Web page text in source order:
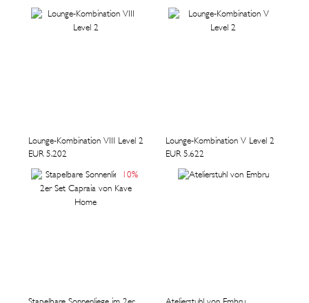
Lounge-Kombination VIII Level 2
EUR 5.202
Lounge-Kombination V Level 2
EUR 5.622
10%